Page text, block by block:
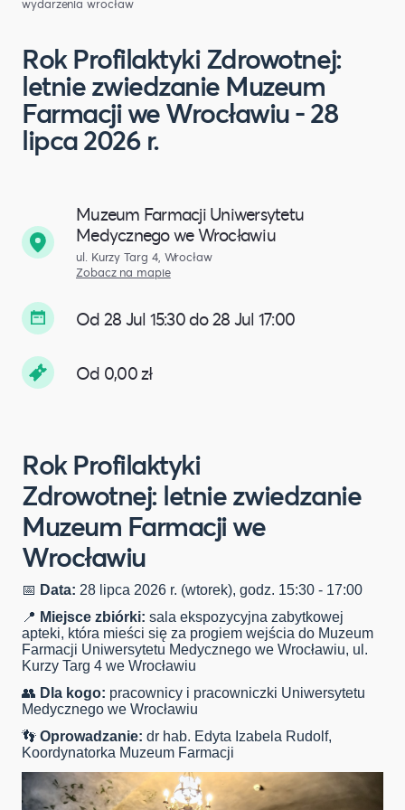
wydarzenia wrocław
Rok Profilaktyki Zdrowotnej:
letnie zwiedzanie Muzeum
Farmacji we Wrocławiu - 28
lipca 2026 r.
Muzeum Farmacji Uniwersytetu
Medycznego we Wrocławiu
ul. Kurzy Targ 4, Wrocław
Zobacz na mapie
Od 28 Jul 15:30 do 28 Jul 17:00
Od 0,00 zł
Rok Profilaktyki
Zdrowotnej: letnie zwiedzanie
Muzeum Farmacji we
Wrocławiu
📅 Data: 28 lipca 2026 r. (wtorek), godz. 15:30 - 17:00
📍 Miejsce zbiórki: sala ekspozycyjna zabytkowej
apteki, która mieści się za progiem wejścia do Muzeum
Farmacji Uniwersytetu Medycznego we Wrocławiu, ul.
Kurzy Targ 4 we Wrocławiu
👥 Dla kogo: pracownicy i pracowniczki Uniwersytetu
Medycznego we Wrocławiu
👣 Oprowadzanie: dr hab. Edyta Izabela Rudolf,
Koordynatorka Muzeum Farmacji